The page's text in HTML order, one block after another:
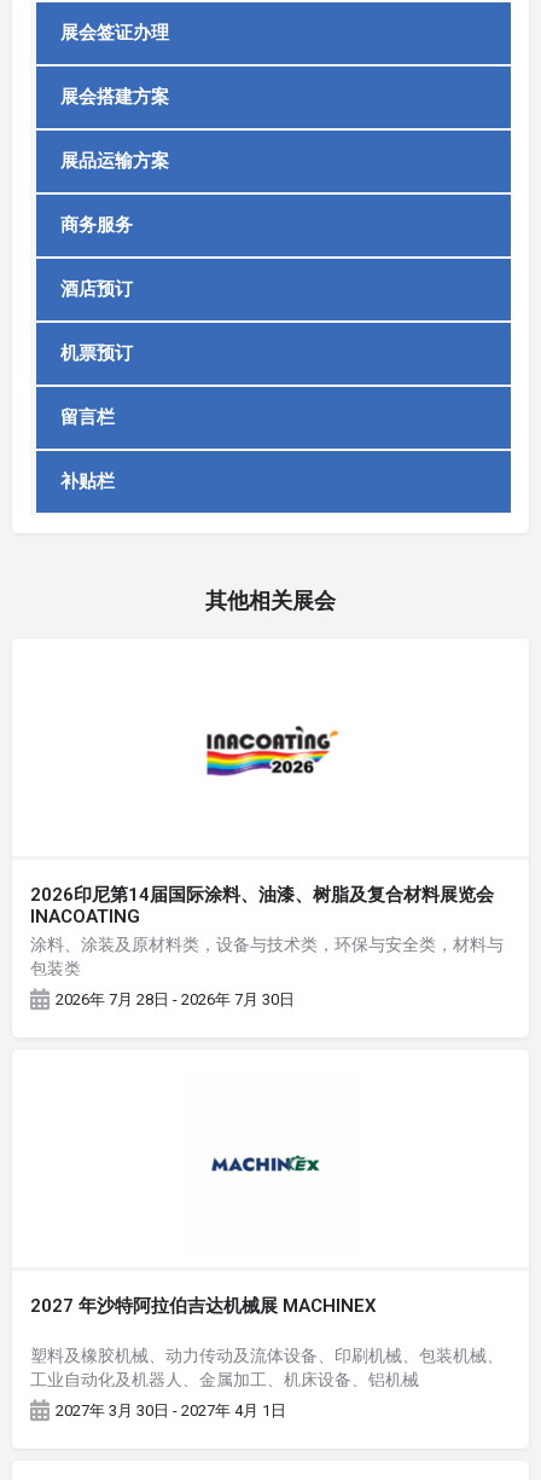
展会签证办理
展会搭建方案
展品运输方案
商务服务
酒店预订
机票预订
留言栏
补贴栏
其他相关展会
2026印尼第14届国际涂料、油漆、树脂及复合材料展览会
INACOATING
涂料、涂装及原材料类，设备与技术类，环保与安全类，材料与
包装类
2026年 7月 28日 - 2026年 7月 30日
2027 年沙特阿拉伯吉达机械展 MACHINEX
塑料及橡胶机械、动力传动及流体设备、印刷机械、包装机械、
工业自动化及机器人、金属加工、机床设备、铝机械
2027年 3月 30日 - 2027年 4月 1日